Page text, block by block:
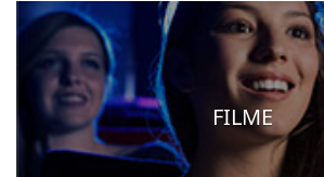
FILME